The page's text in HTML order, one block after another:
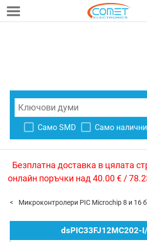
Само SMD Само налични
Безплатна доставка в цялата
онлайн поръчки над 40.00 € /
Микроконтролери PIC Microchip 8 и 16
dsPIC33FJ12MC202-